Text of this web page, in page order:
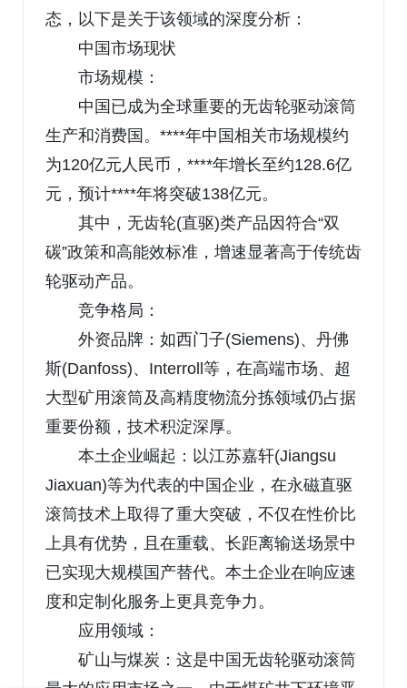
态，以下是关于该领域的深度分析：
中国市场现状
市场规模：
中国已成为全球重要的无齿轮驱动滚筒
生产和消费国。****年中国相关市场规模约
为120亿元人民币，****年增长至约128.6亿
元，预计****年将突破138亿元。
其中，无齿轮(直驱)类产品因符合“双
碳”政策和高能效标准，增速显著高于传统齿
轮驱动产品。
竞争格局：
外资品牌：如西门子(Siemens)、丹佛
斯(Danfoss)、Interroll等，在高端市场、超
大型矿用滚筒及高精度物流分拣领域仍占据
重要份额，技术积淀深厚。
本土企业崛起：以江苏嘉轩(Jiangsu
Jiaxuan)等为代表的中国企业，在永磁直驱
滚筒技术上取得了重大突破，不仅在性价比
上具有优势，且在重载、长距离输送场景中
已实现大规模国产替代。本土企业在响应速
度和定制化服务上更具竞争力。
应用领域：
矿山与煤炭：这是中国无齿轮驱动滚筒